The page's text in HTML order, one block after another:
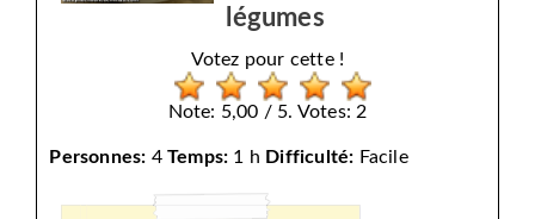
légumes
Votez pour cette !
Note: 5,00 / 5. Votes: 2
Personnes: 4 Temps: 1 h Difficulté: Facile